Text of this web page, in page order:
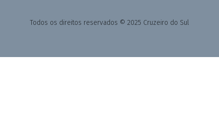
Todos os direitos reservados © 2025 Cruzeiro do Sul